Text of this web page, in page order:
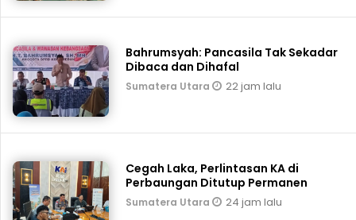
Bahrumsyah: Pancasila Tak Sekadar
Dibaca dan Dihafal
Sumatera Utara 22 jam lalu
Cegah Laka, Perlintasan KA di
Perbaungan Ditutup Permanen
Sumatera Utara 24 jam lalu